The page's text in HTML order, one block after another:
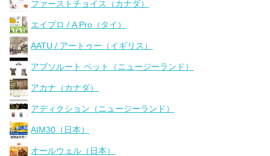
ファーストチョイス（カナダ）
エイプロ / A Pro（タイ）
AATU / アートゥー（イギリス）
アブソルート ペット（ニュージーランド）
アカナ（カナダ）
アディクション（ニュージーランド）
AIM30（日本）
オールウェル（日本）